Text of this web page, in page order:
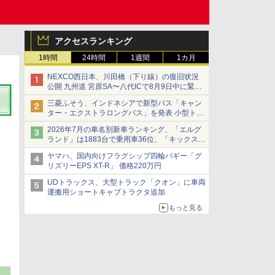
アクセスランキング
1時間 24時間 1週間 1カ月
NEXCO西日本、川田橋（下り線）の復旧状況
公開 九州道 宮原SA〜八代ICで8月9日中に緊急
車両を通行可能に
三菱ふそう、インドネシアで新型バス「キャン
ター・エクストラロングバス」を発表 小型トラ
ックベースの観光・旅客輸送向けバス
2026年7月の車名別新車ランキング、「エルグ
ランド」は1883台で乗用車36位、「キックス」
は2591台で27位に
ヤマハ、国内向けフラグシップ四輪バギー「グ
リズリーEPS XT-R」 価格220万円
UDトラックス、大型トラック「クオン」に車両
運搬用ショートキャブトラクタ追加
もっと見る